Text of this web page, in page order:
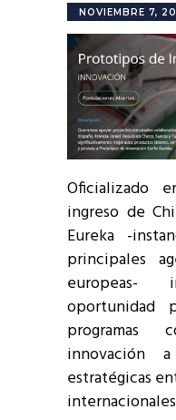
NOVIEMBRE 7,
Oficializado
ingreso de
Eureka -
principales
europeas-
oportunidad
programas
innovación
estratégicas